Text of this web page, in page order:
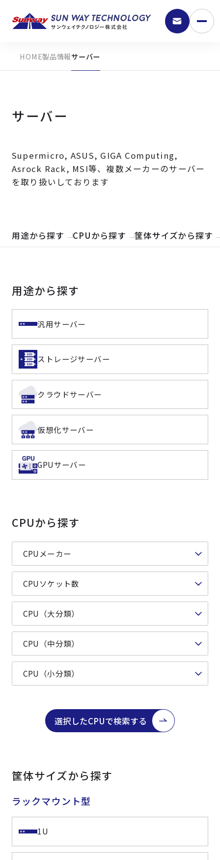
9:30 - 18:00
ニュース
よくある質問
採用情報
製品検索
サービス
事例
サポート
会社案内
製品情報サーバー
サーバー
Supermicro, ASUS, GIGA Computing,
Asrock Rack, MSI等、複数メーカーのサーバー
を取り扱いしております
用途から探す CPUから探す 筐体サイズから探す
用途から探す
汎用サーバー
ストレージサーバー
クラウドサーバー
仮想化サーバー
GPUサーバー
CPUから探す
選択したCPUで検索する
筐体サイズから探す
ラックマウント型
1U